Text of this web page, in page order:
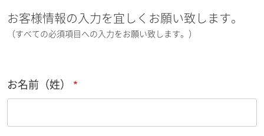
お客様情報の入力を宜しくお願い致します。
（すべての必須項目への入力をお願い致します。）
お名前（姓）